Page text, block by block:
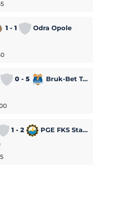
1 - 1 Odra Opole
0 - 5 Bruk-Bet Termalica Nieciecza
1 - 2 PGE FKS Stal Mielec